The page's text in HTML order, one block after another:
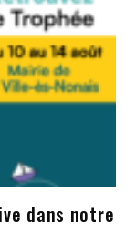
dans notre